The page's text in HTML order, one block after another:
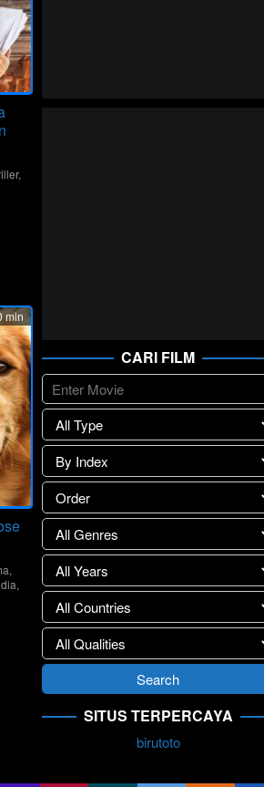
,
min
,
,
CARI FILM
SITUS TERPERCAYA
birutoto